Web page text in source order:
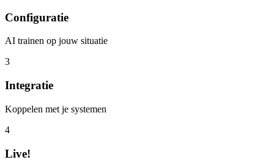
Configuratie
AI trainen op jouw situatie
3
Integratie
Koppelen met je systemen
4
Live!